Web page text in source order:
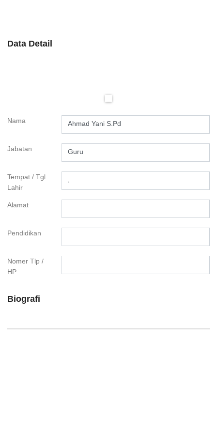
Data Detail
Nama Ahmad Yani S.Pd
Jabatan Guru
Tempat / Tgl
Lahir
Alamat
Pendidikan
Nomer Tlp /
HP
Biografi